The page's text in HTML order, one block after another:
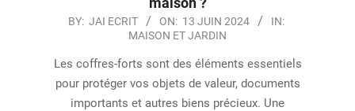
2024-
13
BY: JAI ECRIT ON: 13 JUIN 2024
IN:
MAISON ET JARDIN
Les coffres-forts sont des éléments essentiels
pour protéger vos objets de valeur, documents
importants et autres biens précieux. Une